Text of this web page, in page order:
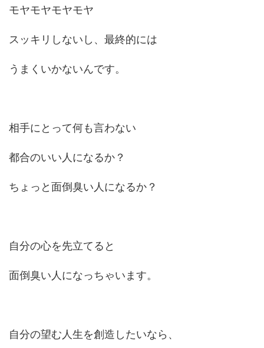
モヤモヤモヤモヤ
スッキリしないし、最終的には
うまくいかないんです。
相手にとって何も言わない
都合のいい人になるか？
ちょっと面倒臭い人になるか？
自分の心を先立てると
面倒臭い人になっちゃいます。
自分の望む人生を創造したいなら、